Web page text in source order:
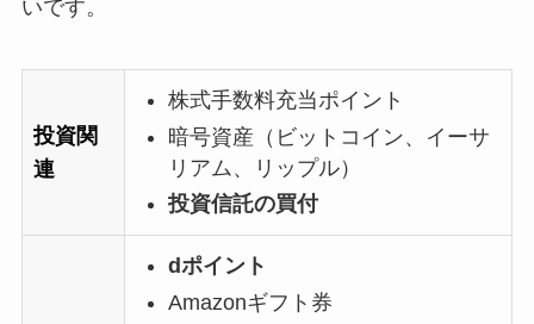
いです。
投資関
連
株式手数料充当ポイント
暗号資産（ビットコイン、イーサ
リアム、リップル）
投資信託の買付
dポイント
Amazonギフト券